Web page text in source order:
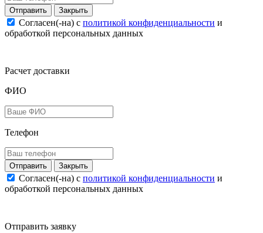
Закрыть
Согласен(-на) c политикой конфиденциальности и
обработкой персональных данных
Расчет доставки
ФИО
Телефон
Закрыть
Согласен(-на) c политикой конфиденциальности и
обработкой персональных данных
Отправить заявку